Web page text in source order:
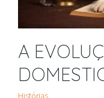
Histórias
A